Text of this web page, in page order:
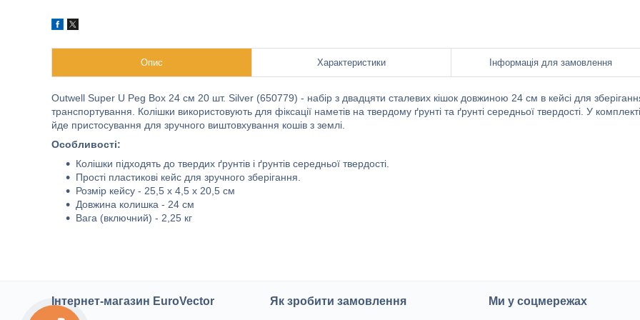
Опис Характеристики Інформація для замовлення
Outwell Super U Peg Box 24 см 20 шт. Silver (650779) - набір з двадцяти сталевих кішок довжиною 24 см в кейсі для
транспортування. Колішки використовують для фіксації наметів на твердому ґрунті та ґрунті середньої твердості. У комплекті
йде пристосування для зручного виштовхування кошів з землі.
Особливості:
Колішки підходять до твердих ґрунтів і ґрунтів середньої твердості.
Прості пластикові кейс для зручного зберігання.
Розмір кейсу - 25,5 х 4,5 х 20,5 см
Довжина колишка - 24 см
Вага (включний) - 2,25 кг
Інтернет-магазин EuroVector Як зробити замовлення Ми у соцмережах